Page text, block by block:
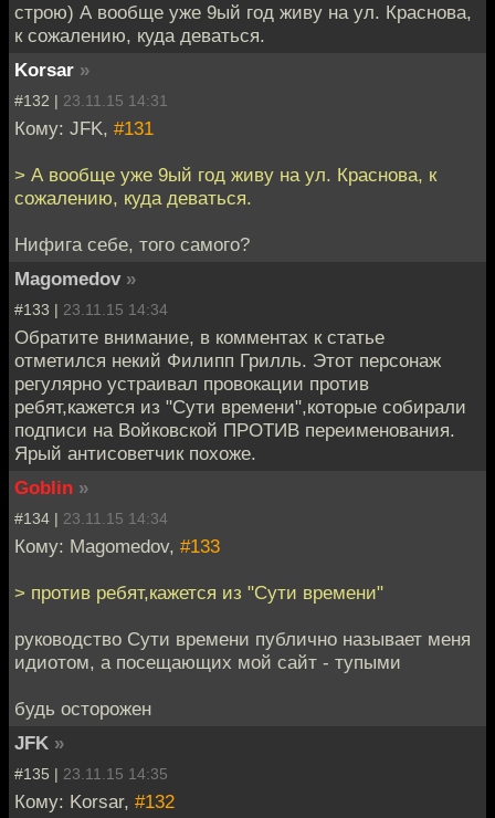
строю) А вообще уже 9ый год живу на ул. Краснова,
к сожалению, куда деваться.
Korsar »
#132 | 23.11.15 14:31
Кому: JFK, #131
> А вообще уже 9ый год живу на ул. Краснова, к
сожалению, куда деваться.
Нифига себе, того самого?
Magomedov »
#133 | 23.11.15 14:34
Обратите внимание, в комментах к статье
отметился некий Филипп Грилль. Этот персонаж
регулярно устраивал провокации против
ребят,кажется из "Сути времени",которые собирали
подписи на Войковской ПРОТИВ переименования.
Ярый антисоветчик похоже.
Goblin »
#134 | 23.11.15 14:34
Кому: Magomedov, #133
> против ребят,кажется из "Сути времени"
руководство Сути времени публично называет меня
идиотом, а посещающих мой сайт - тупыми
будь осторожен
JFK »
#135 | 23.11.15 14:35
Кому: Korsar, #132